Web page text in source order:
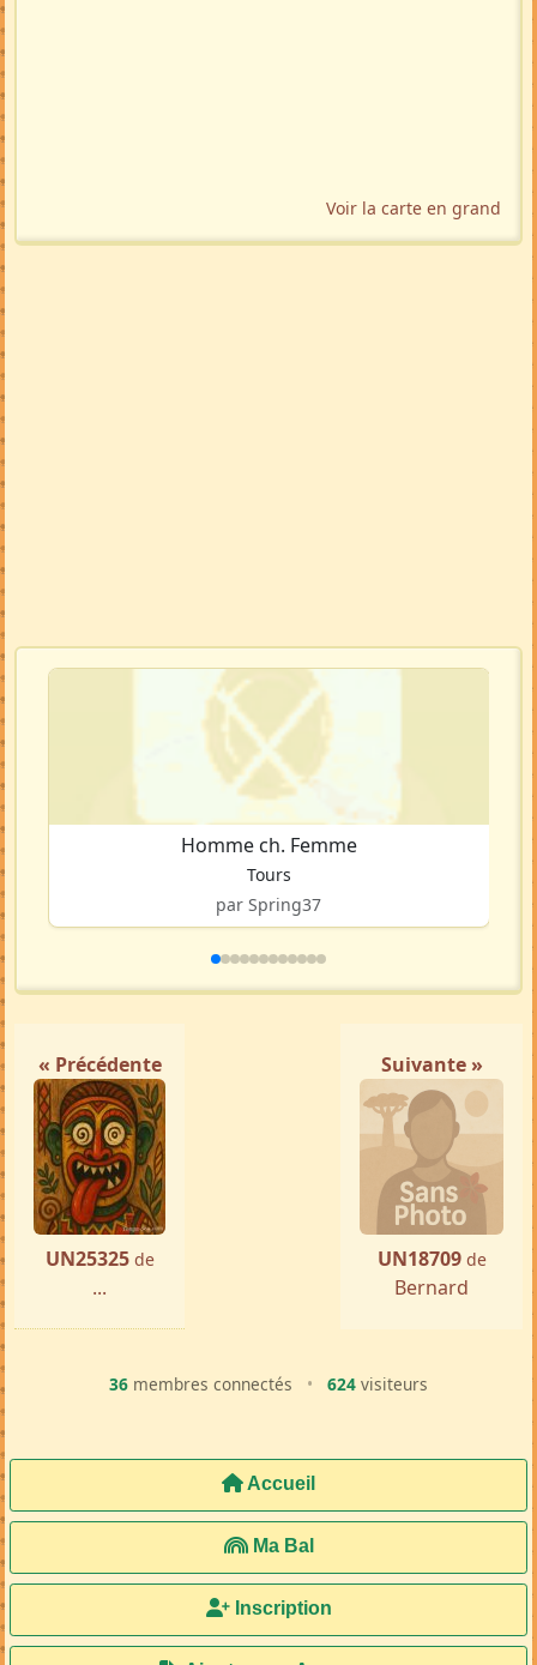
Voir la carte en grand
Homme ch. Femme
Tours
par Spring37
« Précédente
UN25325 de
...
Suivante »
UN18709 de
Bernard
36 membres connectés • 624 visiteurs
Accueil
Ma Bal
Inscription